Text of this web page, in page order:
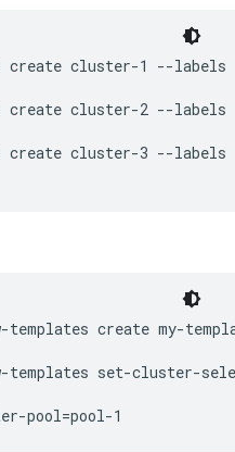
create cluster-1 --
create cluster-2 --
create cluster-3 --
templates create my-
templates set-cluster-